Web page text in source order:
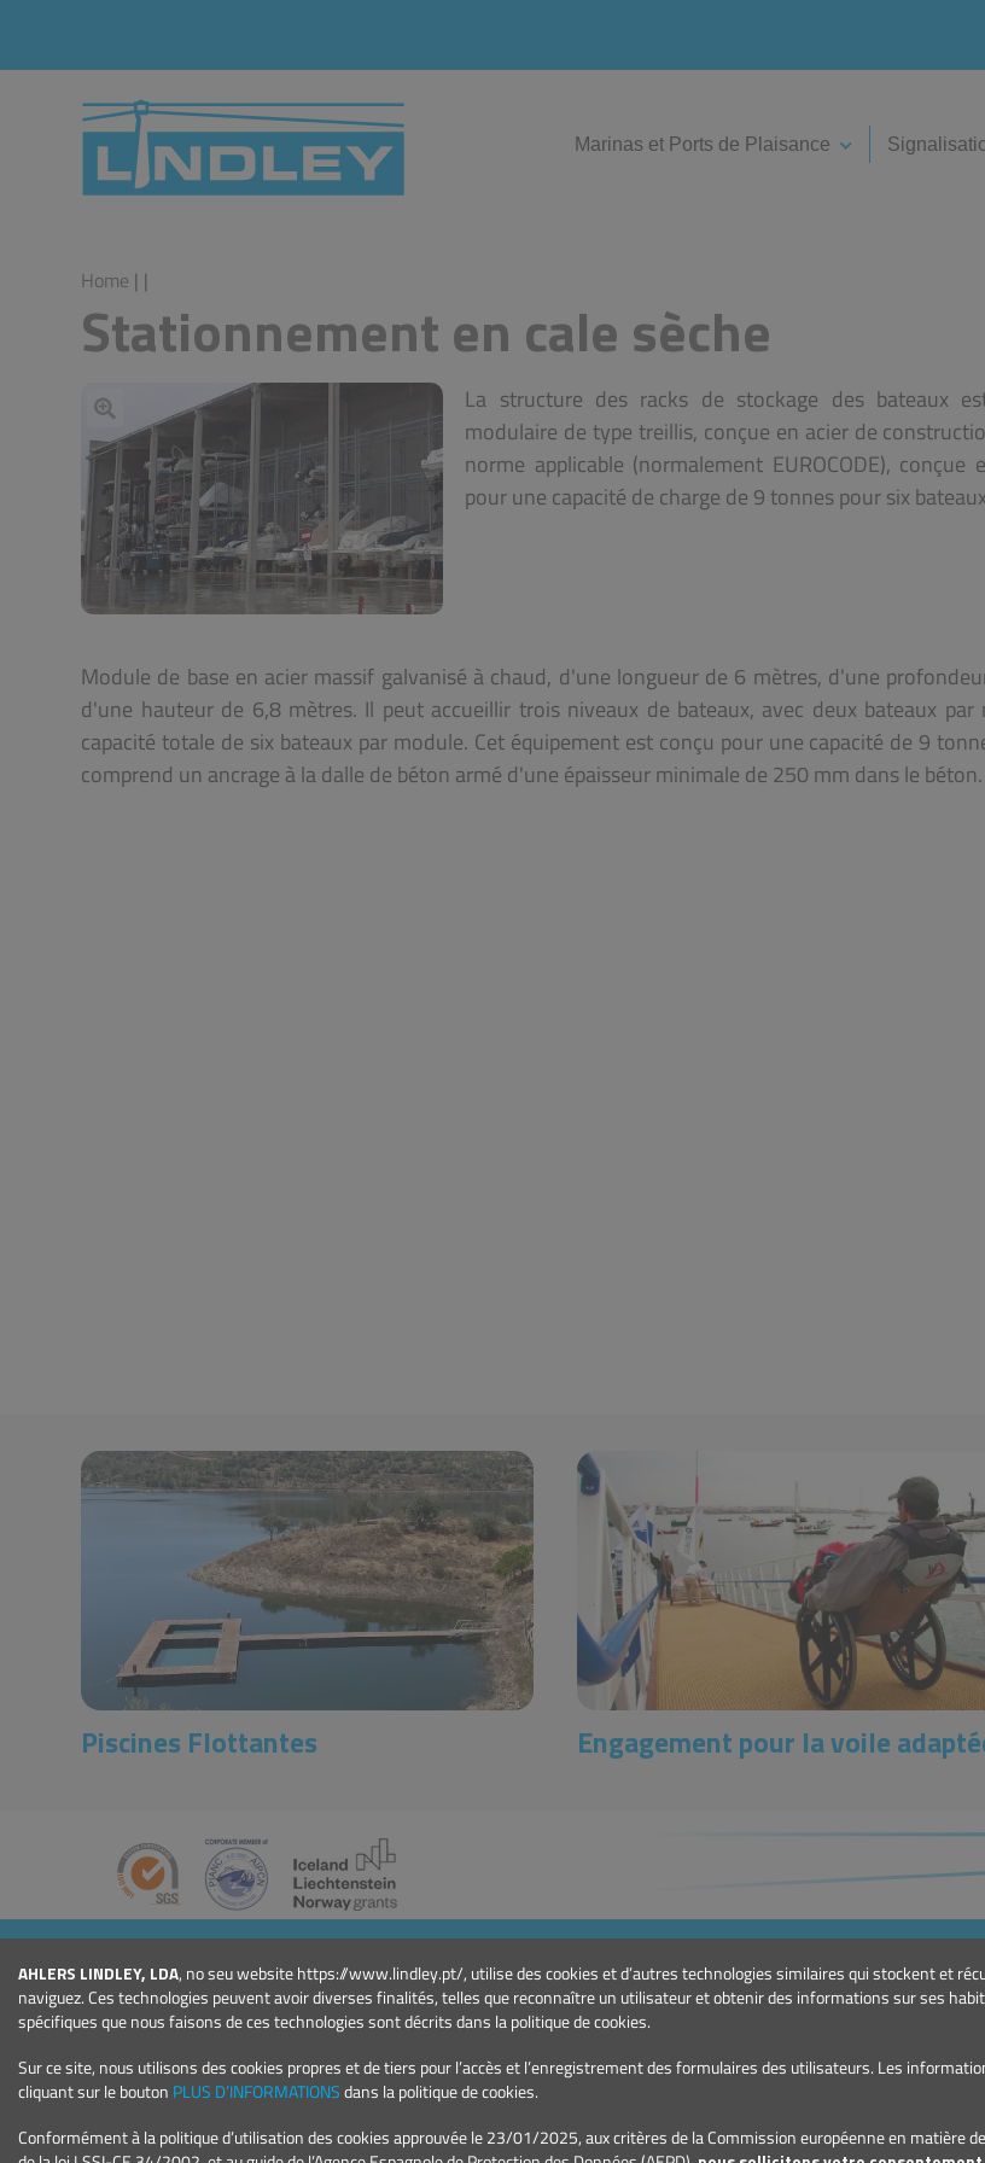
AHLERS LINDLEY, LDA, no seu website https://www.lindley.pt/, utilise des cookies et d’autres technologies similaires qui stockent et
naviguez. Ces technologies peuvent avoir diverses finalités, telles que reconnaître un utilisateur et obtenir des informations sur ses
spécifiques que nous faisons de ces technologies sont décrits dans la politique de cookies.
Sur ce site, nous utilisons des cookies propres et de tiers pour l’accès et l’enregistrement des formulaires des utilisateurs. Les
cliquant sur le bouton PLUS D’INFORMATIONS dans la politique de cookies.
Conformément à la politique d’utilisation des cookies approuvée le 23/01/2025, aux critères de la Commission européenne en matière
Marinas et Ports de Plaisance
Home | |
Stationnement en cale sèche
La structure des racks de stockage des bateaux
modulaire de type treillis, conçue en acier de
norme applicable (normalement EUROCODE), conçue
pour une capacité de charge de 9 tonnes pour six
Module de base en acier massif galvanisé à chaud, d'une longueur de 6 mètres, d'une
d'une hauteur de 6,8 mètres. Il peut accueillir trois niveaux de bateaux, avec deux bateaux par
capacité totale de six bateaux par module. Cet équipement est conçu pour une capacité de 9
comprend un ancrage à la dalle de béton armé d'une épaisseur minimale de 250 mm dans le béton.
Piscines Flottantes Engagement pour la voile
Qui Sommes-nous
Actualités
Projets
Conditions Générales
Marinas et Ports de Plaisance
Signalisation maritime